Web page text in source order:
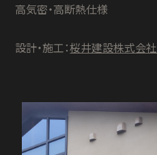
高気密・高断熱仕様
設計・施工：桜井建設株式会社